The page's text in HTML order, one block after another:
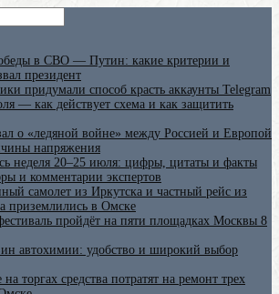
в СВО — Путин: какие критерии и
президент
придумали способ красть аккаунты Telegram
— как действует схема и как защитить
о «ледяной войне» между Россией и Европой
напряжения
неделя 20–25 июля: цифры, цитаты и факты
и комментарии экспертов
самолет из Иркутска и частный рейс из
приземлились в Омске
пройдёт на пяти площадках Москвы 8
автохимии: удобство и широкий выбор
торгах средства потратят на ремонт трех